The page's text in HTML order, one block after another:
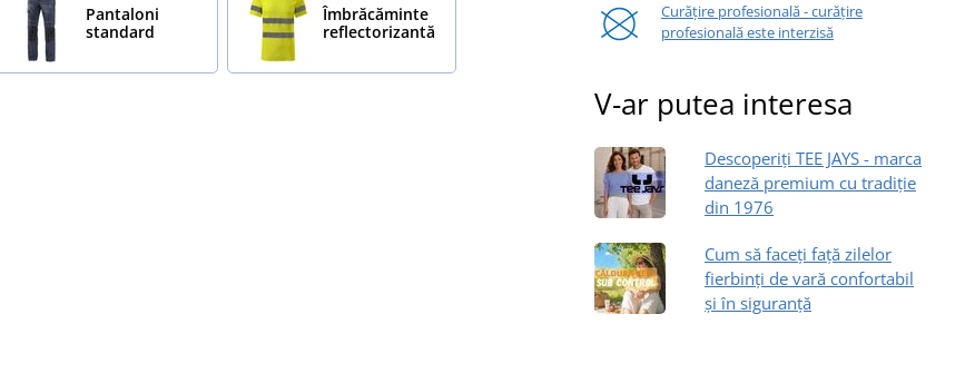
Pantaloni
standard
Îmbrăcăminte
reflectorizantă
Curățire profesională - curățire
profesională este interzisă
V-ar putea interesa
Descoperiți TEE JAYS - marca
daneză premium cu tradiție
din 1976
Cum să faceți față zilelor
fierbinți de vară confortabil
și în siguranță